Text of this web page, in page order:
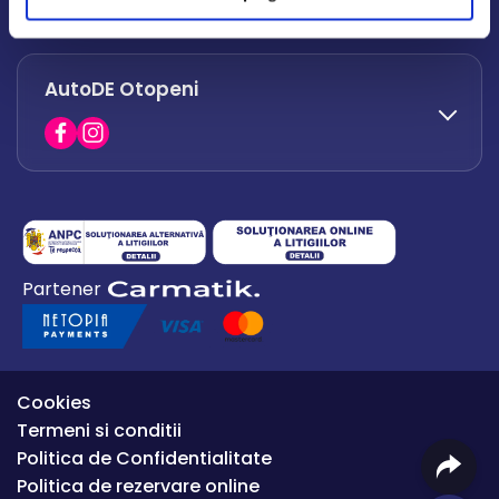
office.afumati@autode.ro
0730 063 852
0730 063 851
AutoDE Otopeni
0754 649 360
office.premium@autode.ro
Partener
Cookies
Termeni si conditii
Politica de Confidentialitate
Politica de rezervare online